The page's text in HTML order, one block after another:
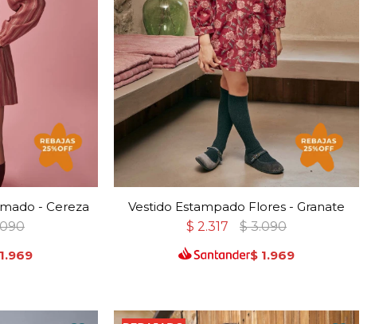
- Cereza
1.969
Vestido Estampado Flores - Granate
$ 2.317 $ 3.090
$ 1.969